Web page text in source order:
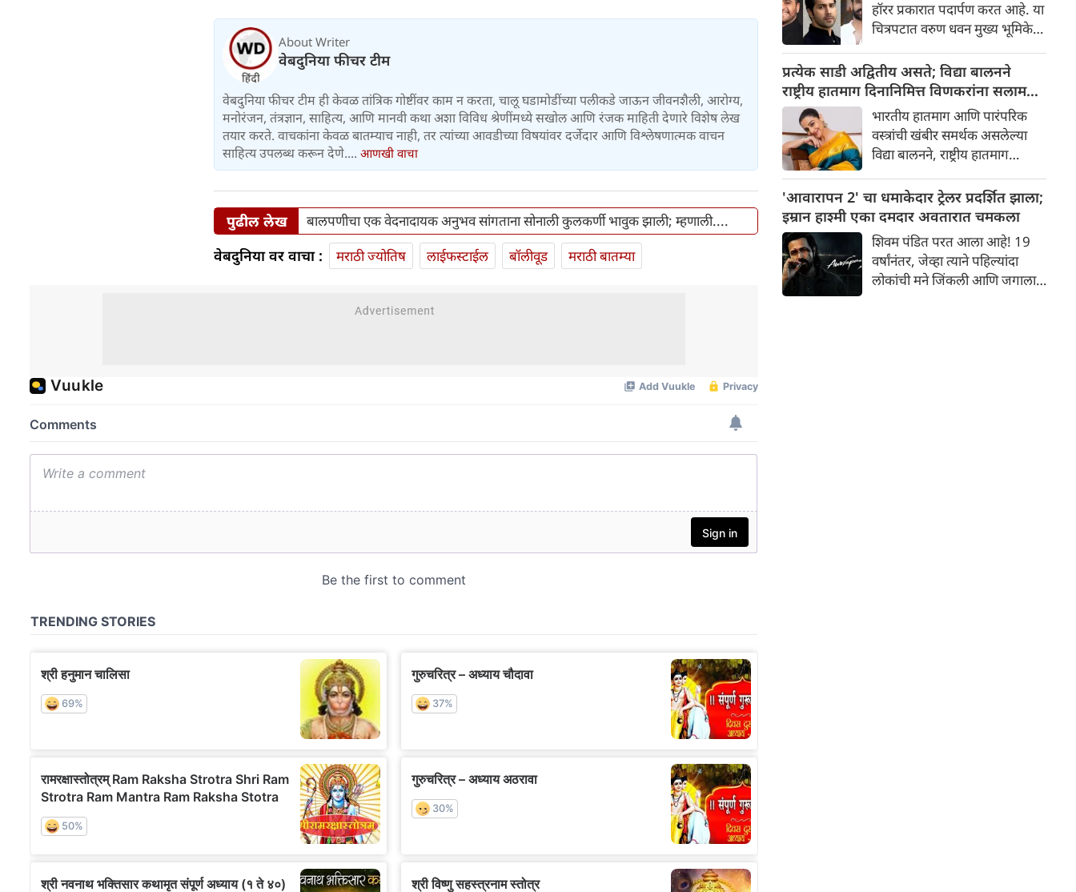
About Writer
वेबदुनिया फीचर टीम
वेबदुनिया फीचर टीम ही केवळ तांत्रिक गोष्टींवर काम न करता, चालू घडामोडींच्या पलीकडे जाऊन जीवनशैली, आरोग्य,
मनोरंजन, तंत्रज्ञान, साहित्य, आणि मानवी कथा अशा विविध श्रेणींमध्ये सखोल आणि रंजक माहिती देणारे विशेष लेख
तयार करते. वाचकांना केवळ बातम्याच नाही, तर त्यांच्या आवडीच्या विषयांवर दर्जेदार आणि विश्लेषणात्मक वाचन
साहित्य उपलब्ध करून देणे.... आणखी वाचा
पुढील लेख बालपणीचा एक वेदनादायक अनुभव सांगताना सोनाली कुलकर्णी भावुक झाली; म्हणाली....
वेबदुनिया वर वाचा : मराठी ज्योतिष लाईफस्टाईल बॉलीवूड मराठी बातम्या
हॉरर प्रकारात पदार्पण करत आहे. या
चित्रपटात वरुण धवन मुख्य भूमिकेत
अभय पन्नू याचे दिग्दर्शन आणि
पटकथा लिहिणार आहे. या वर्षाच्या
अखेरीस चित्रीकरणाला सुरुवात
होणार असून, हा चित्रपट २०२७ मध्ये
जगभरात प्रदर्शित होईल.
प्रत्येक साडी अद्वितीय असते; विद्या बालनने
राष्ट्रीय हातमाग दिनानिमित्त विणकरांना सलाम
केला
भारतीय हातमाग आणि पारंपरिक
वस्त्रांची खंबीर समर्थक असलेल्या
विद्या बालनने, राष्ट्रीय हातमाग
परंपरेचा आणि कारागिरांचा सन्मान
करत, पुन्हा एकदा तिच्या सोशल
मीडियावर एक संदेश शेअर केला
आहे.
'आवारापन 2' चा धमाकेदार ट्रेलर प्रदर्शित झाला;
इम्रान हाश्मी एका दमदार अवतारात चमकला
शिवम पंडित परत आला आहे! 19
वर्षांनंतर, जेव्हा त्याने पहिल्यांदा
लोकांची मने जिंकली आणि जगाला